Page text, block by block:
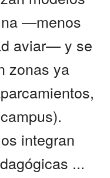
—menos
aviar— y se
zonas ya
integran
...